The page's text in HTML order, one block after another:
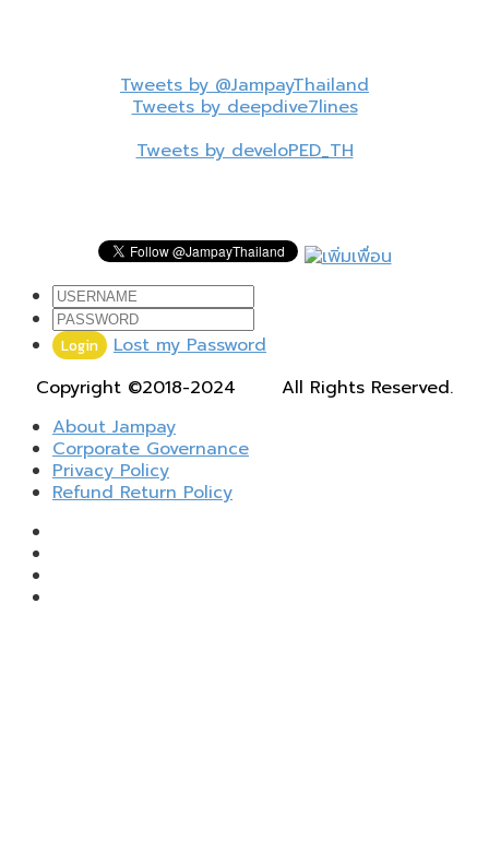
Tweets by @JampayThailand
Tweets by deepdive7lines
Tweets by develoPED_TH
Login
Lost my Password
Copyright ©2018-2024
All Rights Reserved.
About Jampay
Corporate Governance
Privacy Policy
Refund Return Policy